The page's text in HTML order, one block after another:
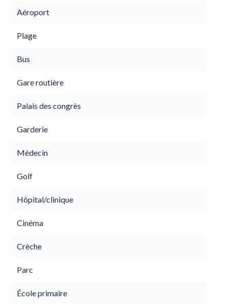
Aéroport
Plage
Bus
Gare routière
Palais des congrès
Garderie
Médecin
Golf
Hôpital/clinique
Cinéma
Crèche
Parc
École primaire